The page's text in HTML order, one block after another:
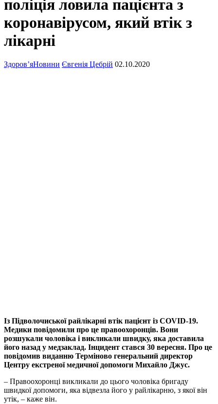
поліція ловила пацієнта з
коронавірусом, який втік з
лікарні
Здоров’яНовини Євгенія Цебрій 02.10.2020
Із Підволочиської райлікарні втік пацієнт із COVID-19.
Медики повідомили про це правоохоронців. Вони
розшукали чоловіка і викликали швидку, яка доставила
його назад у медзаклад. Інцидент стався 30 вересня. Про це
повідомив виданню Терміново генеральний директор
Центру екстреної медичної допомоги Михайло Джус.
– Правоохоронці викликали до цього чоловіка бригаду
швидкої допомоги, яка відвезла його у райлікарню, з якої він
утік, – каже він.